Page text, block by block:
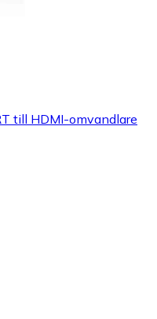
till HDMI-omvandlare